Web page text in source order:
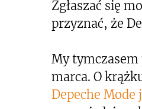
Zgłaszać się
przyznać, że
My tymczasem
marca. O
Depeche Mode